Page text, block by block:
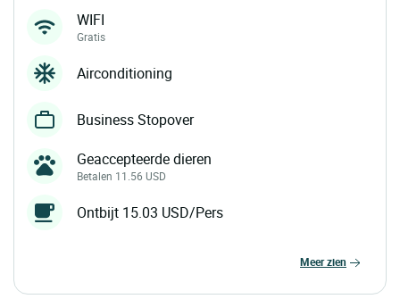
WIFI
Gratis
Airconditioning
Business Stopover
Geaccepteerde dieren
Betalen 11.56 USD
Ontbijt 15.03 USD/Pers
meer zien